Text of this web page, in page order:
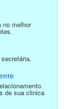
no melhor
de sua clinica